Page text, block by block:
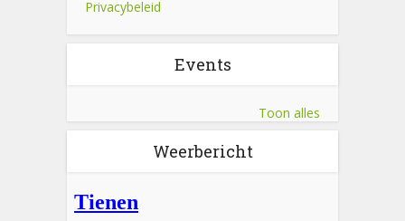
Privacybeleid
Events
Toon alles
Weerbericht